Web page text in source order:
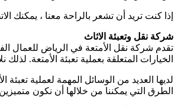
إذا كنت تريد أن تشعر بالراحة معنا ، يمكنك
شركة نقل وتعبئة الاثاث
تقدم شركة نقل الأمتعة في الرياض للعمال
الخيارات المتعلقة بعملية تعبئة الأمتعة.
لديها العديد من الوسائل المهمة لعملية تعبئة
الطرق التي يمكننا من خلالها أن نكون